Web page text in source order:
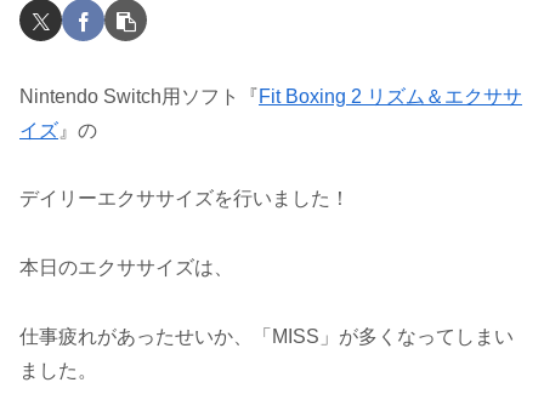
Nintendo Switch用ソフト『Fit Boxing 2 リズム＆エクササ
イズ 』の
デイリーエクササイズを行いました！
本日のエクササイズは、
仕事疲れがあったせいか、「MISS」が多くなってしまい
ました。